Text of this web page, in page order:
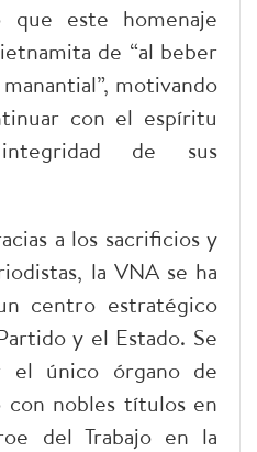
que este homenaje
de “al beber
motivando
con el espíritu
de sus
a los sacrificios y
la VNA se ha
centro estratégico
y el Estado. Se
el único órgano de
con nobles títulos en
del Trabajo en la